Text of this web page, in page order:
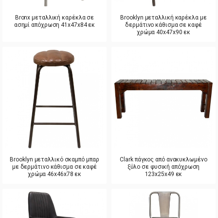
Bronx μεταλλική καρέκλα σε
ασημί απόχρωση 41x47x84 εκ
Brooklyn μεταλλική καρέκλα με
δερμάτινο κάθισμα σε καφέ
χρώμα 40x47x90 εκ
Brooklyn μεταλλικό σκαμπό μπαρ
με δερμάτινο κάθισμα σε καφέ
χρώμα 46x46x78 εκ
Clark πάγκος από ανακυκλωμένο
ξύλο σε φυσική απόχρωση
123x25x49 εκ